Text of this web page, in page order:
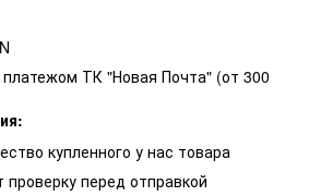
ТК "Новая Почта" (от 300
купленного у нас товара
перед отправкой